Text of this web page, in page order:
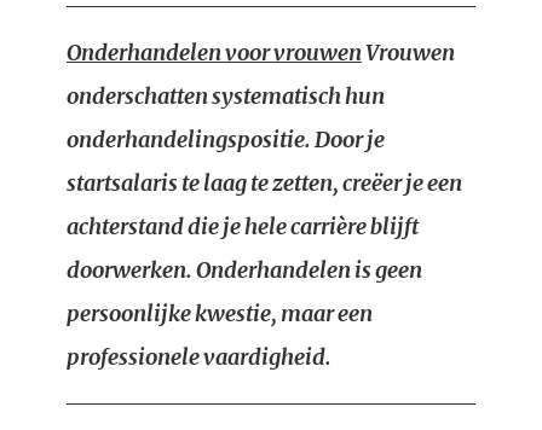
Onderhandelen voor vrouwenVrouwen
onderschatten systematisch hun
onderhandelingspositie. Door je
startsalaris te laag te zetten, creëer je een
achterstand die je hele carrière blijft
doorwerken. Onderhandelen is geen
persoonlijke kwestie, maar een
professionele vaardigheid.